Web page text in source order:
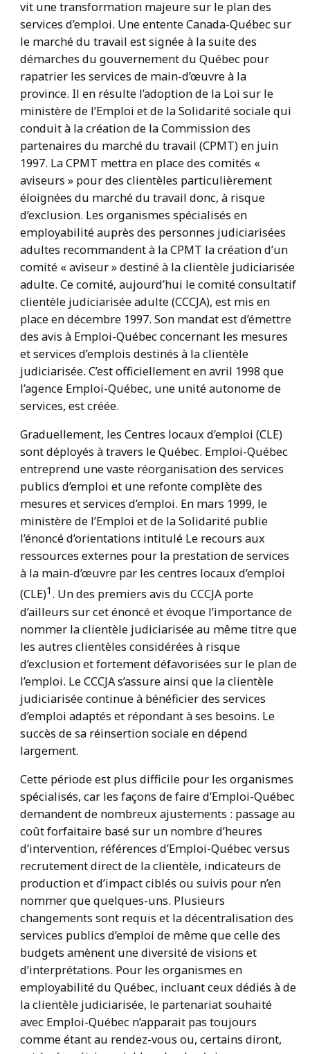
vit une transformation majeure sur le plan des
services d’emploi. Une entente Canada-Québec sur
le marché du travail est signée à la suite des
démarches du gouvernement du Québec pour
rapatrier les services de main-d’œuvre à la
province. Il en résulte l’adoption de la Loi sur le
ministère de l’Emploi et de la Solidarité sociale qui
conduit à la création de la Commission des
partenaires du marché du travail (CPMT) en juin
1997. La CPMT mettra en place des comités «
aviseurs » pour des clientèles particulièrement
éloignées du marché du travail donc, à risque
d’exclusion. Les organismes spécialisés en
employabilité auprès des personnes judiciarisées
adultes recommandent à la CPMT la création d’un
comité « aviseur » destiné à la clientèle judiciarisée
adulte. Ce comité, aujourd’hui le comité consultatif
clientèle judiciarisée adulte (CCCJA), est mis en
place en décembre 1997. Son mandat est d’émettre
des avis à Emploi-Québec concernant les mesures
et services d’emplois destinés à la clientèle
judiciarisée. C’est officiellement en avril 1998 que
l’agence Emploi-Québec, une unité autonome de
services, est créée.
Graduellement, les Centres locaux d’emploi (CLE)
sont déployés à travers le Québec. Emploi-Québec
entreprend une vaste réorganisation des services
publics d’emploi et une refonte complète des
mesures et services d’emploi. En mars 1999, le
ministère de l’Emploi et de la Solidarité publie
l’énoncé d’orientations intitulé Le recours aux
ressources externes pour la prestation de services
à la main-d’œuvre par les centres locaux d’emploi
(CLE)1 . Un des premiers avis du CCCJA porte
d’ailleurs sur cet énoncé et évoque l’importance de
nommer la clientèle judiciarisée au même titre que
les autres clientèles considérées à risque
d’exclusion et fortement défavorisées sur le plan de
l’emploi. Le CCCJA s’assure ainsi que la clientèle
judiciarisée continue à bénéficier des services
d’emploi adaptés et répondant à ses besoins. Le
succès de sa réinsertion sociale en dépend
largement.
Cette période est plus difficile pour les organismes
spécialisés, car les façons de faire d’Emploi-Québec
demandent de nombreux ajustements : passage au
coût forfaitaire basé sur un nombre d’heures
d’intervention, références d’Emploi-Québec versus
recrutement direct de la clientèle, indicateurs de
production et d’impact ciblés ou suivis pour n’en
nommer que quelques-uns. Plusieurs
changements sont requis et la décentralisation des
services publics d’emploi de même que celle des
budgets amènent une diversité de visions et
d’interprétations. Pour les organismes en
employabilité du Québec, incluant ceux dédiés à de
la clientèle judiciarisée, le partenariat souhaité
avec Emploi-Québec n’apparait pas toujours
comme étant au rendez-vous ou, certains diront,